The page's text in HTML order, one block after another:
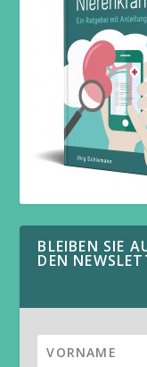
BLEIBEN SIE
DEN